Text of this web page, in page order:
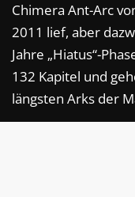
Chimera Ant-Arc
2011 lief, aber
Jahre „Hiatus“-
132 Kapitel und
längsten Arks der